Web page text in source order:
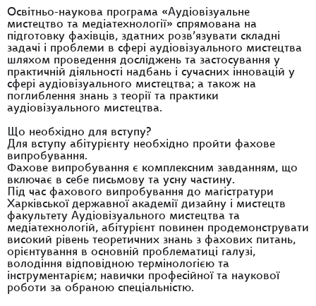
Освітньо-наукова програма «Аудіовізуальне
мистецтво та медіатехнології» спрямована на
підготовку фахівців, здатних розв’язувати складні
задачі і проблеми в сфері аудіовізуального мистецтва
шляхом проведення досліджень та застосування у
практичній діяльності надбань і сучасних інновацій у
сфері аудіовізуального мистецтва; а також на
поглиблення знань з теорії та практики
аудіовізуального мистецтва.
Що необхідно для вступу?
Для вступу абітурієнту необхідно пройти фахове
випробування.
Фахове випробування є комплексним завданням, що
включає в себе письмову та усну частину.
Під час фахового випробування до магістратури
Харківської державної академії дизайну і мистецтв
факультету Аудіовізуального мистецтва та
медіатехнологій, абітурієнт повинен продемонструвати
високий рівень теоретичних знань з фахових питань,
орієнтування в основній проблематиці галузі,
володіння відповідною термінологією та
інструментарієм; навички професійної та наукової
роботи за обраною спеціальністю.